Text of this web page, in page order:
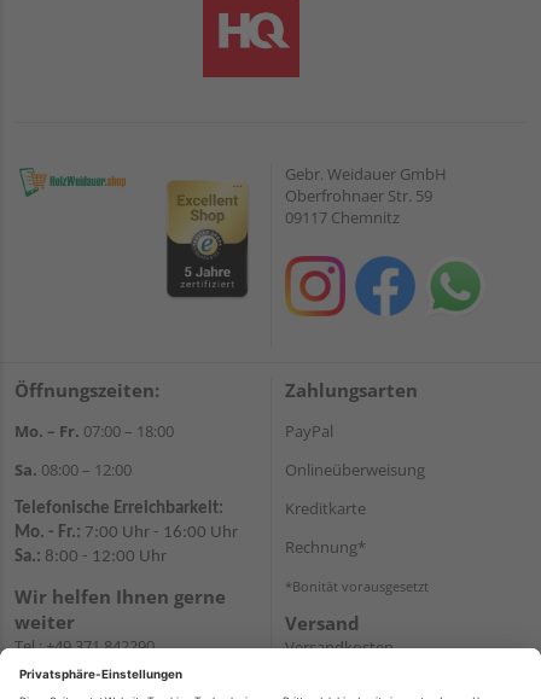
Gebr. Weidauer GmbH
Oberfrohnaer Str. 59
09117 Chemnitz
Öffnungszeiten:
Mo. – Fr. 07:00 – 18:00
Sa. 08:00 – 12:00
Telefonische Erreichbarkeit:
Mo. - Fr.: 7:00 Uhr - 16:00 Uhr
Sa.: 8:00 - 12:00 Uhr
Wir helfen Ihnen gerne
weiter
Tel.:+49 371 842290
E-
Zahlungsarten
PayPal
Onlineüberweisung
Kreditkarte
Rechnung*
*Bonität vorausgesetzt
Versand
Versandkosten